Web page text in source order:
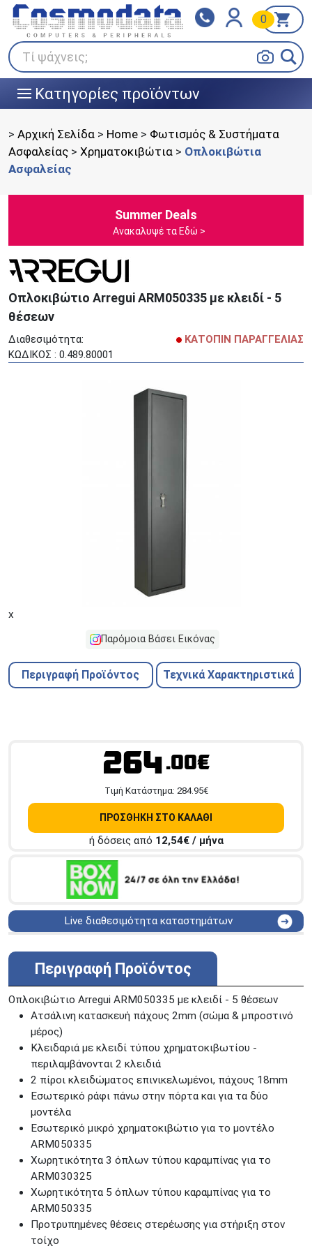
Τί ψάχνεις;
0
||| Κατηγορίες προϊόντων
Klarna
Πληρώστε σε 3
άτοκες δόσεις
BOX NOW
> Αρχική Σελίδα > Home > Φωτισμός & Συστήματα
Ασφαλείας > Χρηματοκιβώτια > Οπλοκιβώτια
Ασφαλείας
Summer Deals
Ανακαλυψέ τα Εδώ >
Οπλοκιβώτιο Arregui ARM050335 με κλειδί - 5
θέσεων
Διαθεσιμότητα:
ΚΑΤΟΠΙΝ ΠΑΡΑΓΓΕΛΙΑΣ
ΚΩΔΙΚΟΣ : 0.489.80001
x
Παρόμοια Βάσει Εικόνας
Περιγραφή Προϊόντος Τεχνικά Χαρακτηριστικά
264.00€
Tιμή Κατάστημα: 284.95€
ΠΡΟΣΘΗΚΗ ΣΤΟ ΚΑΛΑΘΙ
ή δόσεις από 12,54€ / μήνα
Live διαθεσιμότητα καταστημάτων
ΑΘΗΝΑ
Στουρνάρη 27
ΠΕΡΙΣΤΕΡΙ
Εθν. Μακαρίου 19
ΠΕΙΡΑΙΑΣ
Μαυρομιχάλη 1 και Ακτή
Κονδύλη
ΜΕΤΑΜΟΡΦΩΣΗ
ΓΛΥΦΑΔΑ
A. Παπανδρέου 4
ΚΟΛΩΝΟΣ
ΚΕΝΤΡΙΚΕΣ ΑΠΟΘΗΚΕΣ
ΘΕΣΣΑΛΟΝΙΚΗ
Δωδεκανήσου 28 &
Προσοχή!Η Διαθεσιμότητα μεταβάλλεται συνεχώς
Διαβάστε εδώ
Περιγραφή Προϊόντος
Οπλοκιβώτιο Arregui ARM050335 με κλειδί - 5 θέσεων
Aτσάλινη κατασκευή πάχους 2mm (σώμα & μπροστινό
μέρος)
Κλειδαριά με κλειδί τύπου χρηματοκιβωτίου -
περιλαμβάνονται 2 κλειδιά
2 πίροι κλειδώματος επινικελωμένοι, πάχους 18mm
Εσωτερικό ράφι πάνω στην πόρτα και για τα δύο
μοντέλα
Εσωτερικό μικρό χρηματοκιβώτιο για το μοντέλο
ARM050335
Χωρητικότητα 3 όπλων τύπου καραμπίνας για το
ARM030325
Χωρητικότητα 5 όπλων τύπου καραμπίνας για το
ARM050335
Προτρυπημένες θέσεις στερέωσης για στήριξη στον
τοίχο